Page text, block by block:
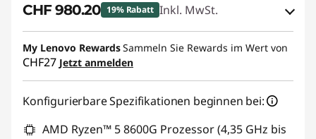
CHF 980.20 19% Rabatt Inkl. MwSt.
eCoupon-Rabatt :-CHF 239.80
eCoupon :THINKDEAL7
My Lenovo RewardsSammeln Sie Rewards im Wert von
CHF27 Jetzt anmelden
Konfigurierbare Spezifikationen beginnen bei:
AMD Ryzen™ 5 8600G Prozessor (4,35 GHz bis